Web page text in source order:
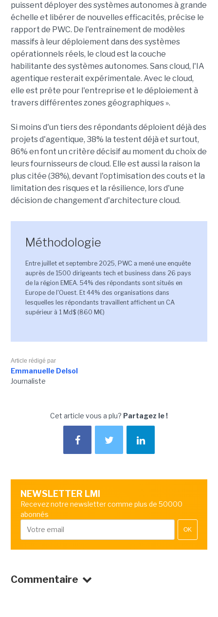
puissent déployer des systèmes autonomes à grande
échelle et libérer de nouvelles efficacités, précise le
rapport de PWC. De l'entraînement de modèles
massifs à leur déploiement dans des systèmes
opérationnels réels, le cloud est la couche
habilitante des systèmes autonomes. Sans cloud, l'IA
agentique resterait expérimentale. Avec le cloud,
elle est prête pour l'entreprise et le déploiement à
travers différentes zones géographiques ».
Si moins d'un tiers des répondants déploient déjà des
projets d'agentique, 38% la testent déjà et surtout,
86% en font un critère décisif au moment du choix de
leurs fournisseurs de cloud. Elle est aussi la raison la
plus citée (38%), devant l'optimisation des couts et la
limitation des risques et la résilience, lors d'une
décision de changement d'architecture cloud.
Méthodologie
Entre juillet et septembre 2025, PWC a mené une enquête
auprès de 1500 dirigeants tech et business dans 26 pays
de la région EMEA. 54% des répondants sont situés en
Europe de l'Ouest. Et 44% des organisations dans
lesquelles les répondants travaillent affichent un CA
supérieur à 1 Md$ (860 M€)
Article rédigé par
Emmanuelle Delsol
Journaliste
Cet article vous a plu? Partagez le !
NEWSLETTER LMI
Recevez notre newsletter comme plus de 50000
abonnés
OK
Commentaire